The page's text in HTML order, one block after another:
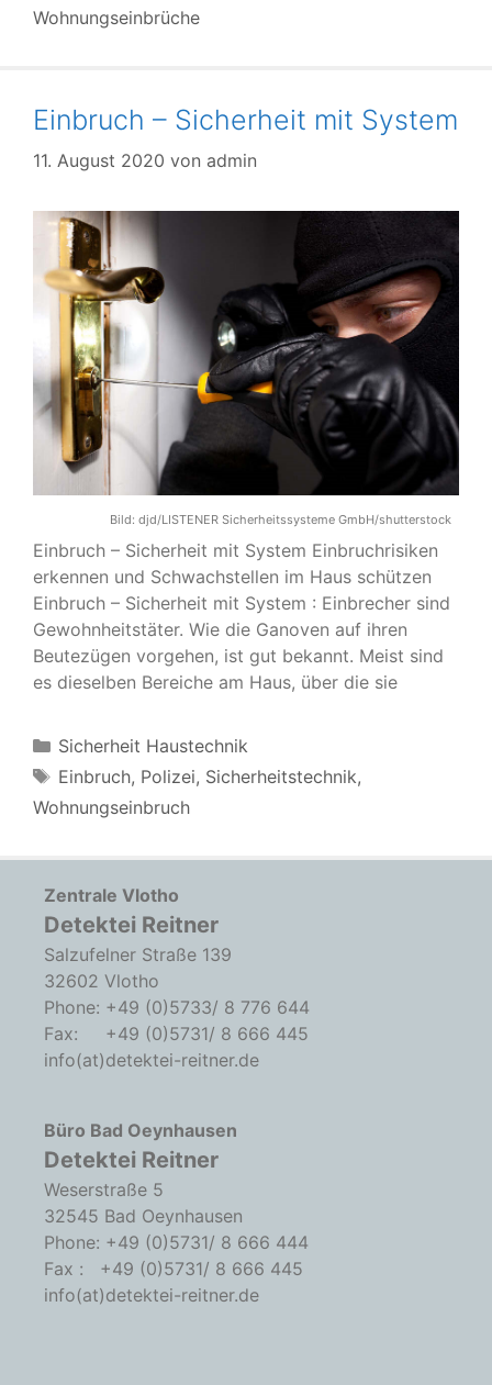
Wohnungseinbrüche
Einbruch – Sicherheit mit System
11. August 2020 von admin
Bild: djd/LISTENER Sicherheitssysteme GmbH/shutterstock
Einbruch – Sicherheit mit System Einbruchrisiken
erkennen und Schwachstellen im Haus schützen
Einbruch – Sicherheit mit System : Einbrecher sind
Gewohnheitstäter. Wie die Ganoven auf ihren
Beutezügen vorgehen, ist gut bekannt. Meist sind
es dieselben Bereiche am Haus, über die sie
Kategorien
Sicherheit Haustechnik
Schlagwörter
Einbruch, Polizei, Sicherheitstechnik,
Wohnungseinbruch
Zentrale Vlotho
Detektei Reitner
Salzufelner Straße 139
32602 Vlotho
Phone: +49 (0)5733/ 8 776 644
Fax: +49 (0)5731/ 8 666 445
info(at)detektei-reitner.de
Büro Bad Oeynhausen
Detektei Reitner
Weserstraße 5
32545 Bad Oeynhausen
Phone: +49 (0)5731/ 8 666 444
Fax : +49 (0)5731/ 8 666 445
info(at)detektei-reitner.de